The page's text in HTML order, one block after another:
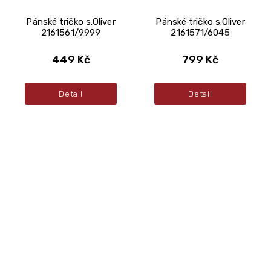
Pánské tričko s.Oliver
2161561/9999
449 Kč
Detail
Pánské tričko s.Oliver
2161571/6045
799 Kč
Detail